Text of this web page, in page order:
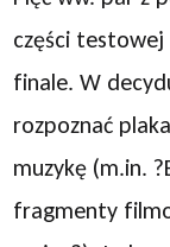
części
finale. W
rozpoznać
muzykę (m.in.
fragmenty